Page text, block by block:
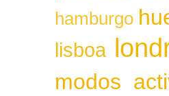
hamburgo
lisboa
modos